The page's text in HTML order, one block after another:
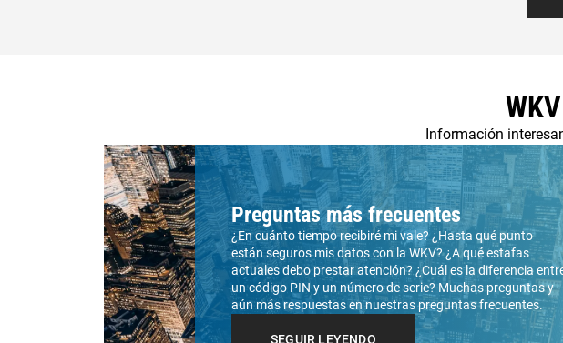
Información
Preguntas más frecuentes
¿En cuánto tiempo recibiré mi vale? ¿Hasta qué punto
están seguros mis datos con la WKV? ¿A qué estafas
actuales debo prestar atención? ¿Cuál es la diferencia
un código PIN y un número de serie? Muchas preguntas y
aún más respuestas en nuestras preguntas frecuentes.
SEGUIR LEYENDO